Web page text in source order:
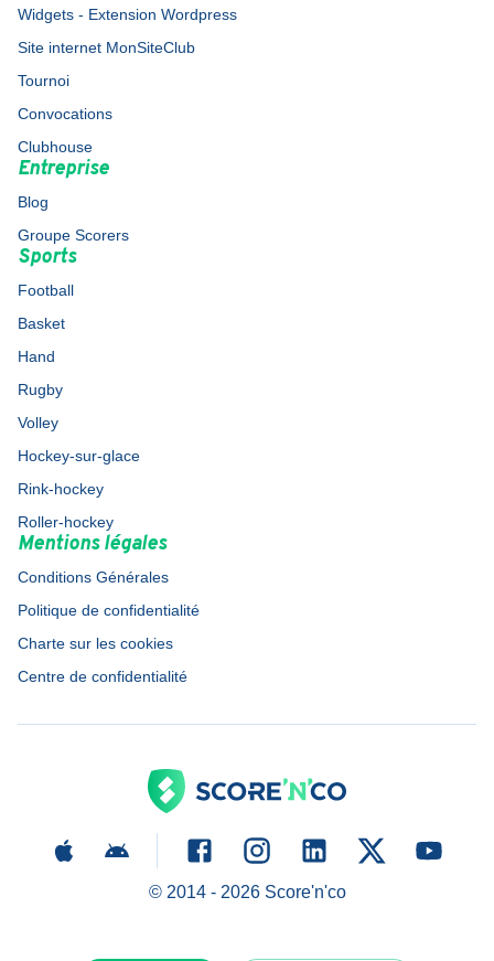
Widgets - Extension Wordpress
Site internet MonSiteClub
Tournoi
Convocations
Clubhouse
Entreprise
Blog
Groupe Scorers
Sports
Football
Basket
Hand
Rugby
Volley
Hockey-sur-glace
Rink-hockey
Roller-hockey
Mentions légales
Conditions Générales
Politique de confidentialité
Charte sur les cookies
Centre de confidentialité
© 2014 - 2026Score'n'co